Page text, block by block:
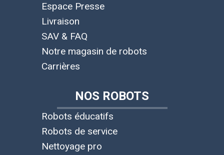
Espace Presse
Livraison
SAV & FAQ
Notre magasin de robots
Carrières
NOS ROBOTS
Robots éducatifs
Robots de service
Nettoyage pro